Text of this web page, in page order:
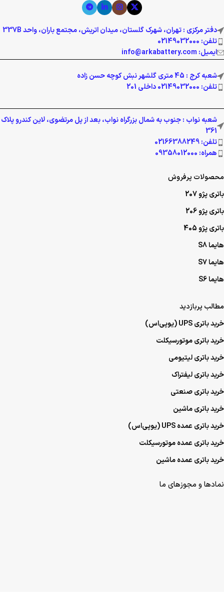
دفتر مرکزی : تهران، شهرک گلستان، میدان اتریش، مجتمع باران، واحد 337B
تلفن: 02149032000
ایمیل: info@arkabattery.com
شعبه کرج : 45 متری گلشهر نبش کوچه حسن زاده
تلفن: 02149032000 داخلی 201
شعبه نواب : جنوب به شمال بزرگراه نواب، بعد از پل مرتضوی، لاین کندرو پلاک
361
تلفن: 02166388249
همراه: 09358012000
محصولات پرفروش
باتری پژو 207
باتری پژو 206
باتری پژو 405
هایما S8
هایما S7
هایما S6
مطالب پربازدید
خرید باتری UPS (یو‌پی‌اس)
خرید باتری موتورسیکلت
خرید باتری لیتیومی
خرید باتری لیفتراک
خرید باتری صنعتی
خرید باتری ماشین
خرید باتری عمده UPS (یو‌پی‌اس)
خرید باتری عمده موتورسیکلت
خرید باتری عمده ماشین
نمادها و مجوزهای ما